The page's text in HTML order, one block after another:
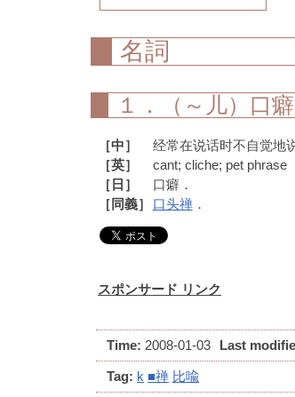
名詞
１．（～儿）口癖
［中］
经常在说话时不自觉地
［英］
cant; cliche; pet phrase
［日］
口癖．
［同義］
口头禅．
スポンサード リンク
Time: 2008-01-03 Last
Tag: k ■禅 比喩